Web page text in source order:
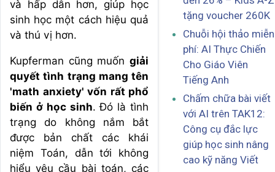
và hấp dẫn hơn, giúp học
sinh học một cách hiệu quả
và thú vị hơn.
Kupferman cũng muốn giải
quyết tình trạng mang tên
'math anxiety' vốn rất phổ
biến ở học sinh. Đó là tình
trạng do không nắm bắt
được bản chất các khái
niệm Toán, dẫn tới không
hiểu yêu cầu bài toán, các
tặng voucher 260K
Chuỗi hội thảo miễn
phí: AI Thực Chiến
Cho Giáo Viên
Tiếng Anh
Chấm chữa bài viết
với AI trên TAK12:
Công cụ đắc lực
giúp học sinh nâng
cao kỹ năng Viết